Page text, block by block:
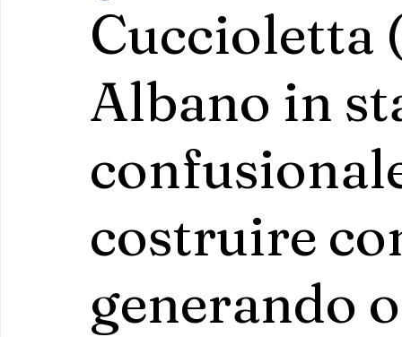
Monteporzio Catone Partner
Cuccioletta
Albano in
costruire
generando